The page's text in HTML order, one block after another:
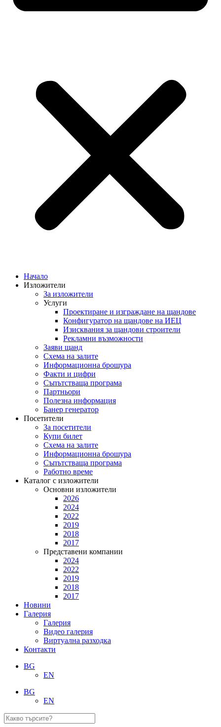
Начало
Изложители
За изложители
Услуги
Проектиране и изграждане на щандове
Конфигуратор на щандове на ИЕЦ
Изисквания за щандови строители
Рекламни възможности
Заяви щанд
Схема на залите
Информационна брошура
Факти и цифри
Съпътстваща програма
Партньори
Полезна информация
Банер генератор
Посетители
За посетители
Купи билет
Схема на залите
Информационна брошура
Съпътстваща програма
Работно време
Каталог с изложители
Основни изложители
2026
2024
2022
2019
2018
2017
Представени компании
2024
2022
2019
2018
2017
Новини
Галерия
Галерия
Видео галерия
Виртуална разходка
Контакти
BG
EN
BG
EN